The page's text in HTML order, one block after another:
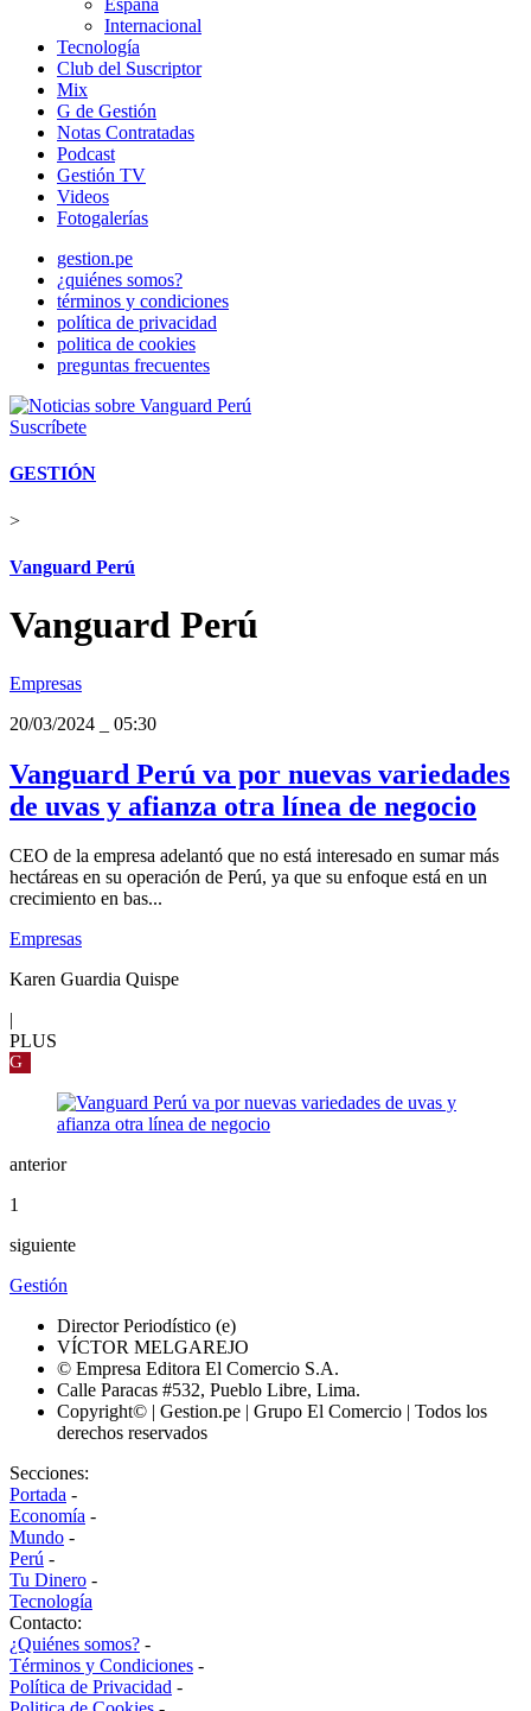
España
Internacional
Tecnología
Club del Suscriptor
Mix
G de Gestión
Notas Contratadas
Podcast
Gestión TV
Videos
Fotogalerías
gestion.pe
¿quiénes somos?
términos y condiciones
política de privacidad
politica de cookies
preguntas frecuentes
Suscríbete
GESTIÓN
>
Vanguard Perú
Vanguard Perú
Empresas
20/03/2024
05:30
Vanguard Perú va por nuevas variedades
de uvas y afianza otra línea de negocio
CEO de la empresa adelantó que no está interesado en sumar más
hectáreas en su operación de Perú, ya que su enfoque está en un
crecimiento en bas...
Empresas
Karen Guardia Quispe
PLUS
G
anterior
1
siguiente
Gestión
Director Periodístico (e)
VÍCTOR MELGAREJO
© Empresa Editora El Comercio S.A.
Calle Paracas #532, Pueblo Libre, Lima.
Copyright© | Gestion.pe | Grupo El Comercio | Todos los
derechos reservados
Secciones:
Portada -
Economía -
Mundo -
Perú -
Tu Dinero -
Tecnología
Contacto:
¿Quiénes somos? -
Términos y Condiciones -
Política de Privacidad -